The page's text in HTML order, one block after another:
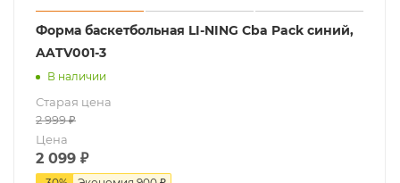
Форма баскетбольная LI-NING Cba Pack синий,
AATV001-3
В наличии
Старая цена
2 999₽
Цена
2 099 ₽